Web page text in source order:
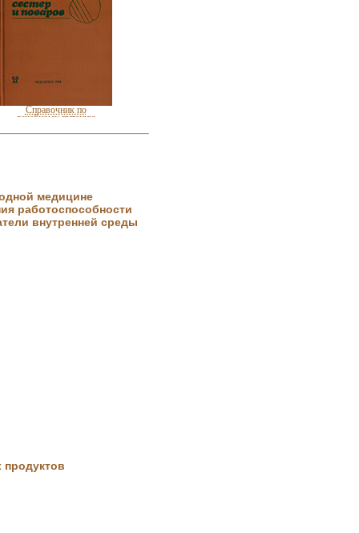
Справочник по
лечебному питанию
Приложение к журналу
медицине
работоспособности
внутренней среды
продуктов